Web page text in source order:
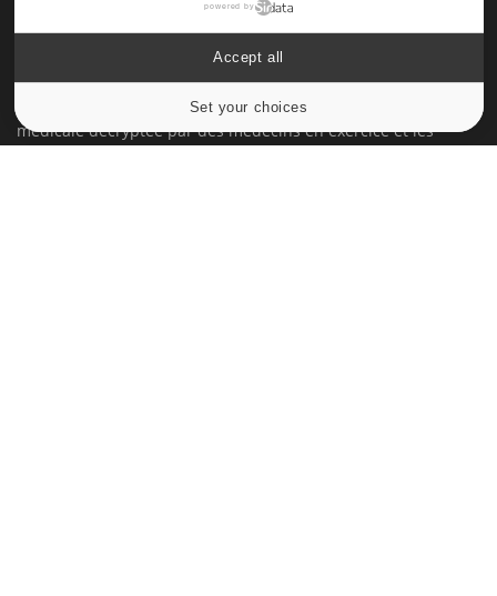
Le site santé de référence avec chaque jour toute l'actualité
médicale decryptée par des médecins en exercice et les
powered by
Set your choices
Accept all